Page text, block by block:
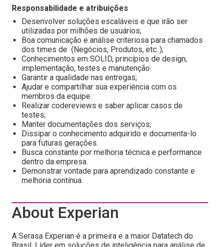
Responsabilidade e atribuições
Desenvolver soluções escaláveis e que irão ser
utilizadas por milhões de usuários;
Boa comunicação e análise criteriosa para chamados
dos times de (Negócios, Produtos, etc..);
Conhecimentos em SOLID, princípios de design,
implementação, testes e manutenção.
Garantir a qualidade nas entregas;
Ajudar e compartilhar sua experiência com os
membros da equipe.
Realizar codereviews e saber aplicar casos de
testes;
Manter documentações dos serviços;
Dissipar o conhecimento adquirido e documenta-lo
para futuras gerações.
Busca constante por melhoria técnica e performance
dentro da empresa.
Demonstrar vontade para aprendizado constante e
melhoria contínua.
About Experian
A Serasa Experian é a primeira e a maior Datatech do